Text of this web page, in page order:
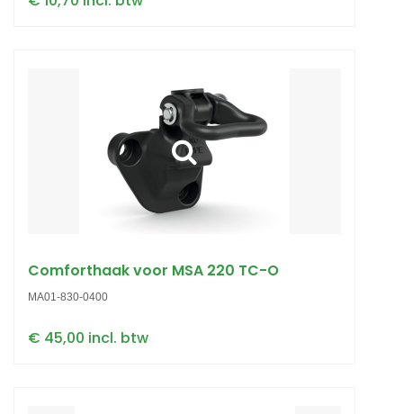
Comforthaak voor MSA 220 TC-O
MA01-830-0400
€ 45,00 incl. btw